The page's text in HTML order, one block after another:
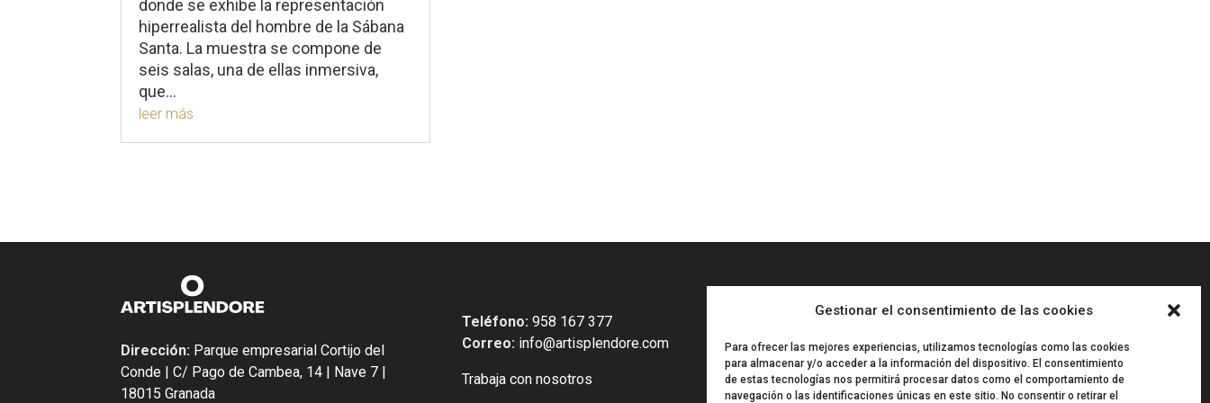
Gestionar el consentimiento de las cookies
Para ofrecer las mejores experiencias, utilizamos tecnologías como las cookies
para almacenar y/o acceder a la información del dispositivo. El consentimiento
de estas tecnologías nos permitirá procesar datos como el comportamiento de
navegación o las identificaciones únicas en este sitio. No consentir o retirar el
donde se exhibe la representación
hiperrealista del hombre de la Sábana
Santa. La muestra se compone de
seis salas, una de ellas inmersiva,
que...
leer más
Dirección: Parque empresarial Cortijo del
Conde | C/ Pago de Cambea, 14 | Nave 7 |
18015 Granada
Teléfono: 958 167 377
Correo: info@artisplendore.com
Trabaja con nosotros
Desarrollo Regional cuyo objetivo
es Potenciar la investigación, el
desarrollo tecnológico y la